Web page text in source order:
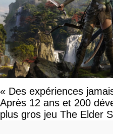
« Des expériences
Après 12 ans et 200
plus gros jeu The Elder